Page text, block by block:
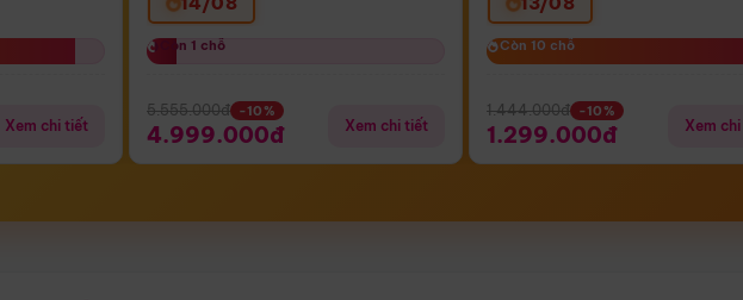
Xem chi tiết
Còn 1 chỗ
Còn 1 chỗ
5.555.000đ -10%
4.999.000đ Xem chi tiết
Còn 10 chỗ
Còn 10 chỗ
1.444.000đ -10%
1.299.000đ Xem